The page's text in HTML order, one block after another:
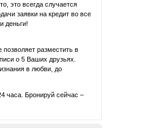
это всегда случается
заявки на кредит во все
деньги!
разместить в
о 5 Ваших друзьях.
в любви, до
часа. Бронируй сейчас –